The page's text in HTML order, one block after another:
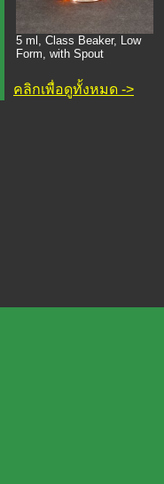
5 ml, Class Beaker, Low
Form, with Spout
คลิกเพื่อดูทั้งหมด ->